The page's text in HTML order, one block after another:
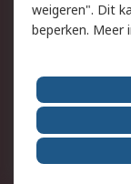
Algemene
Over RS
RS Group
RS wereldwijd
ESG
weigeren". Dit
beperken. Meer